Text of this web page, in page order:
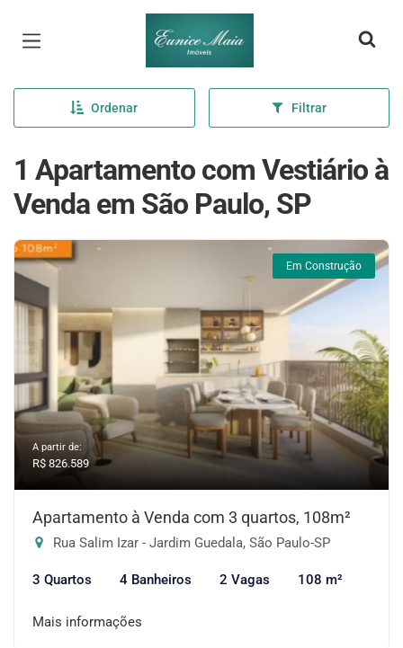
Página inicial
Ordenar Filtrar
1 Apartamento com Vestiário à
Venda em São Paulo, SP
Em Construção
A partir de:
R$ 826.589
Apartamento à Venda com 3 quartos, 108m²
Rua Salim Izar - Jardim Guedala, São Paulo-SP
3 Quartos 4 Banheiros 2 Vagas 108 m²
Mais informações